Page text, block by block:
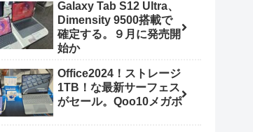
Galaxy Tab S12 Ultra、
Dimensity 9500搭載で
確定する。９月に発売開
始か
Office2024！ストレージ
1TB！な最新サーフェス
がセール。Qoo10メガポ